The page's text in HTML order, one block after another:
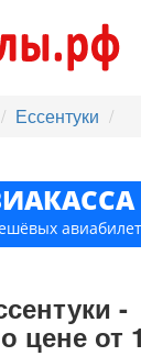
Ессентуки
-
цене от